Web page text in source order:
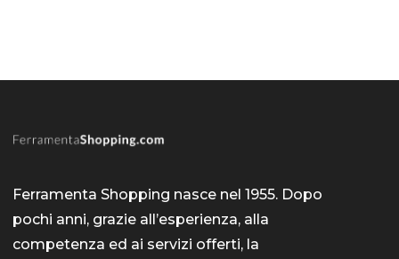
Ferramenta Shopping nasce nel 1955. Dopo
pochi anni, grazie all’esperienza, alla
competenza ed ai servizi offerti, la